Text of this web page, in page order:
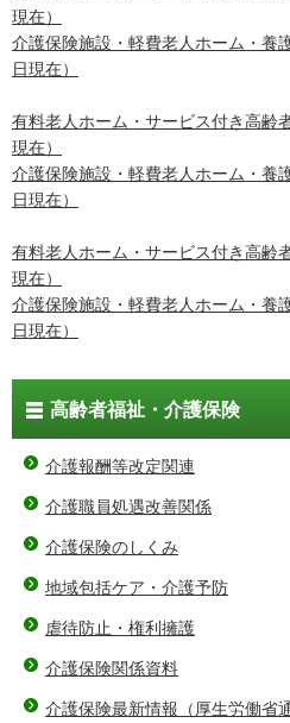
現在）
介護保険施設・軽費老人ホーム・養
日現在）
有料老人ホーム・サービス付き高齢
現在）
介護保険施設・軽費老人ホーム・養
日現在）
有料老人ホーム・サービス付き高齢
現在）
介護保険施設・軽費老人ホーム・養
日現在）
高齢者福祉・介護保険
介護報酬等改定関連
介護職員処遇改善関係
介護保険のしくみ
地域包括ケア・介護予防
虐待防止・権利擁護
介護保険関係資料
介護保険最新情報（厚生労働省通